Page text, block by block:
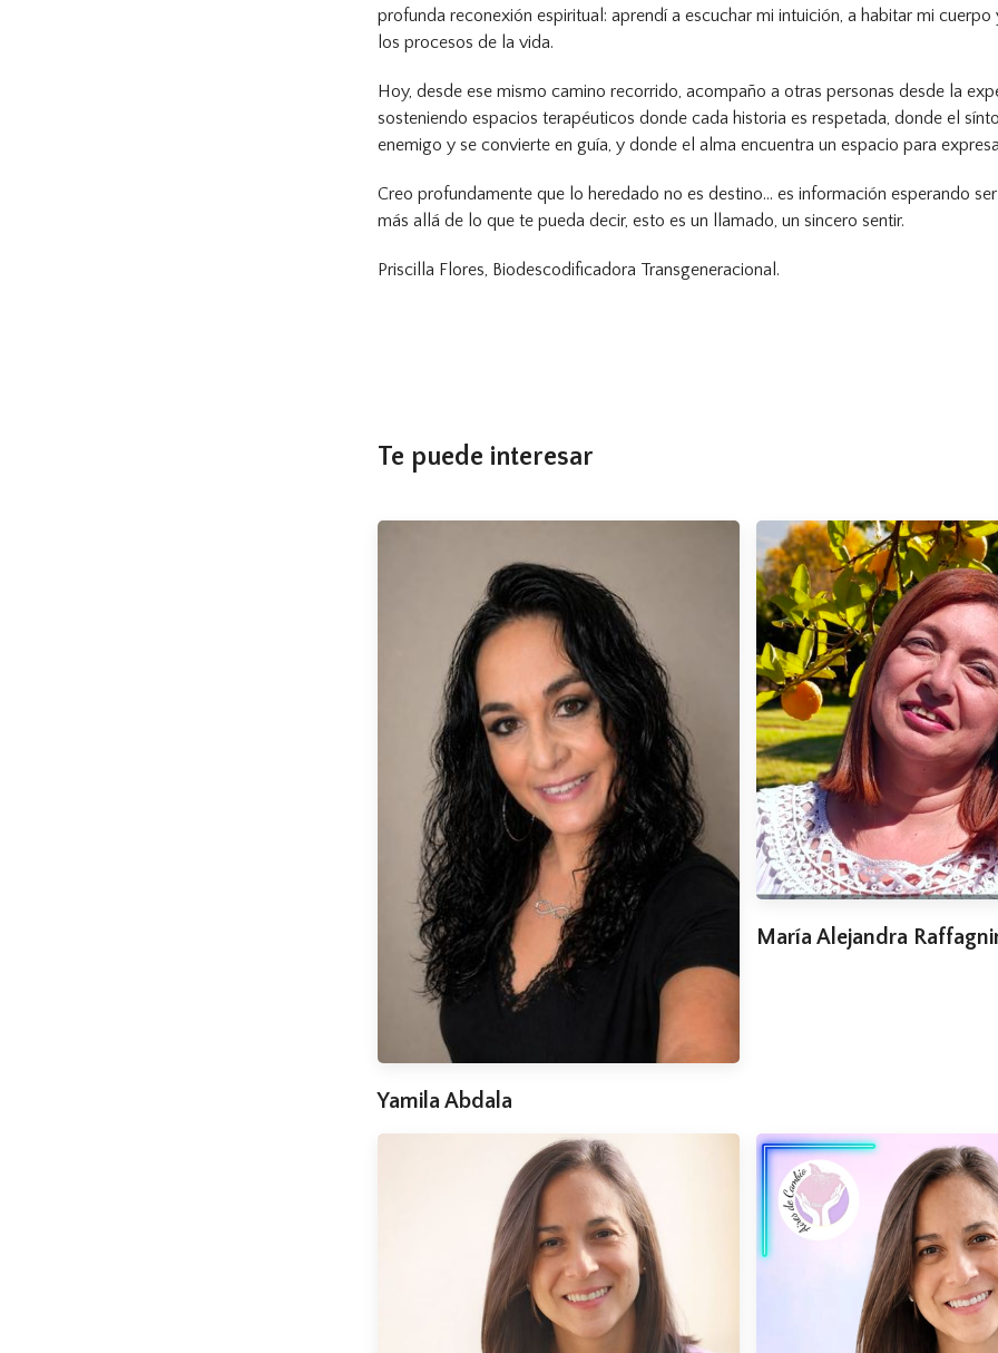
profunda reconexión espiritual: aprendí a escuchar mi intuición, a habitar mi cuerpo
los procesos de la vida.
Hoy, desde ese mismo camino recorrido, acompaño a otras personas desde la
sosteniendo espacios terapéuticos donde cada historia es respetada, donde el
enemigo y se convierte en guía, y donde el alma encuentra un espacio para
Creo profundamente que lo heredado no es destino… es información esperando
más allá de lo que te pueda decir, esto es un llamado, un sincero sentir.
Priscilla Flores, Biodescodificadora Transgeneracional.
Te puede interesar
Yamila Abdala
María Alejandra